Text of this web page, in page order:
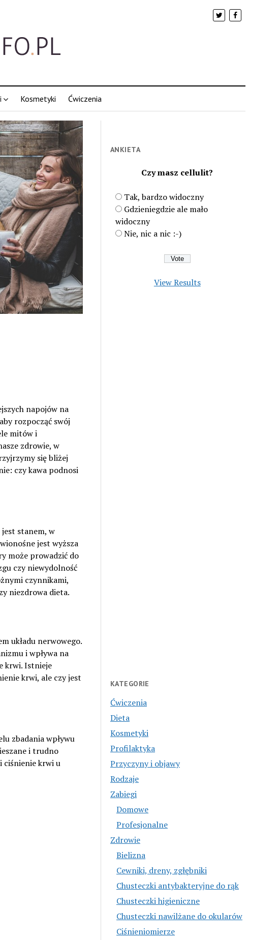
Kosmetyki Ćwiczenia
napojów na
rozpocząć swój
mitów i
zdrowie, w
się bliżej
czy kawa podnosi
stanem, w
jest wyższa
może prowadzić do
czy niewydolność
czynnikami,
niezdrowa dieta.
układu nerwowego.
i wpływa na
krwi. Istnieje
krwi, ale czy jest
zbadania wpływu
i trudno
ciśnienie krwi u
ANKIETA
Czy masz cellulit?
Tak, bardzo widoczny
Gdzieniegdzie ale mało
widoczny
Nie, nic a nic :-)
View Results
KATEGORIE
Ćwiczenia
Dieta
Kosmetyki
Profilaktyka
Przyczyny i objawy
Rodzaje
Zabiegi
Domowe
Profesjonalne
Zdrowie
Bielizna
Cewniki, dreny, zgłębniki
Chusteczki antybakteryjne do rąk
Chusteczki higieniczne
Chusteczki nawilżane do okularów
Ciśnieniomierze